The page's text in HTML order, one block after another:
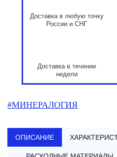
Доставка в любую точку
России и СНГ
Доставка в течении
недели
#МИНЕРАЛОГИЯ
ОПИСАНИЕ